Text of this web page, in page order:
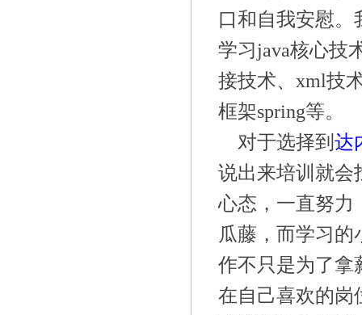
口和自我安慰。
学习java核心技
接技术、xml技
框架spring等。
对于选择到 达
说出来培训就会
心态，一直努力
瓜藤，而学习
作不只是为了拿
在自己喜欢的岗